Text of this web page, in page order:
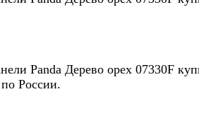
Panda Дерево орех 07330F
России.